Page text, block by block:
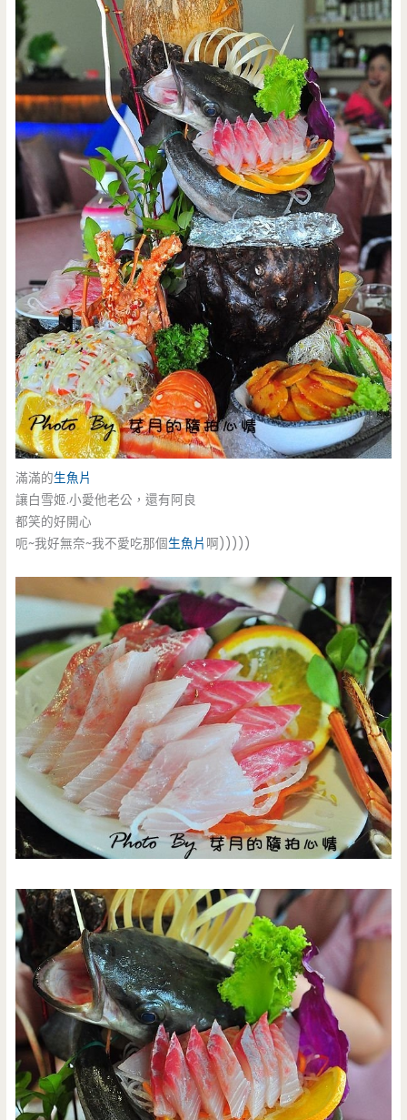
滿滿的生魚片
讓白雪姬.小愛他老公，還有阿良
都笑的好開心
呃~我好無奈~我不愛吃那個生魚片 啊)))))